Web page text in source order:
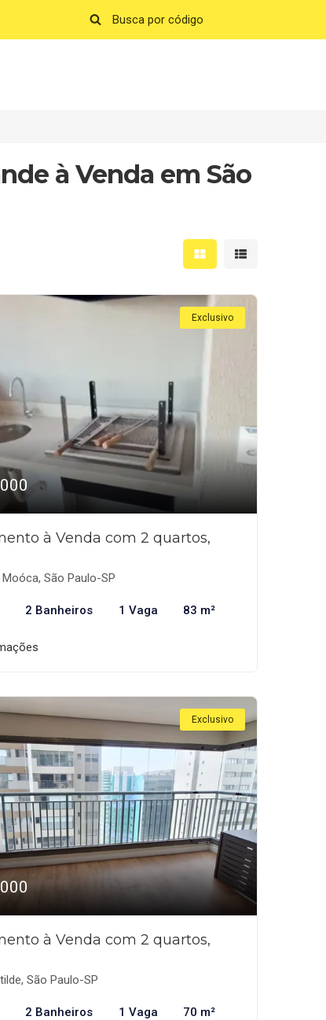
à Venda em São
Mostrar resultados em
Mostrar
Exclusivo
à Venda com 2 quartos,
São Paulo-SP
2 Banheiros 1 Vaga 83 m²
Exclusivo
à Venda com 2 quartos,
São Paulo-SP
2 Banheiros 1 Vaga 70 m²